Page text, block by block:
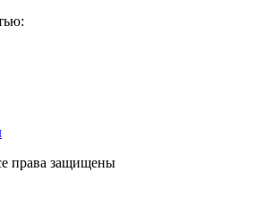
права защищены